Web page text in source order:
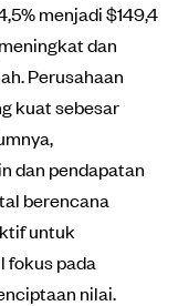
menjadi $149,4
dan
Perusahaan
kuat sebesar
dan pendapatan
berencana
untuk
fokus pada
nilai.